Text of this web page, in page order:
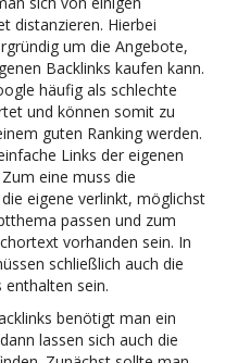
distanzieren. Hierbei
um die Angebote,
Backlinks kaufen kann.
häufig als schlechte
und können somit zu
guten Ranking werden.
Links der eigenen
eine muss die
eigene verlinkt, möglichst
passen und zum
vorhanden sein. In
schließlich auch die
enthalten sein.
benötigt man ein
lassen sich auch die